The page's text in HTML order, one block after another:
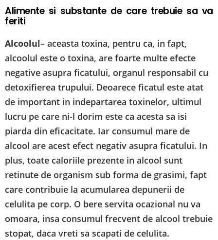
Alimente si substante de care trebuie sa va
feriti
Alcoolul– aceasta toxina, pentru ca, in fapt,
alcoolul este o toxina, are foarte multe efecte
negative asupra ficatului, organul responsabil cu
detoxifierea trupului. Deoarece ficatul este atat
de important in indepartarea toxinelor, ultimul
lucru pe care ni-l dorim este ca acesta sa isi
piarda din eficacitate. Iar consumul mare de
alcool are acest efect negativ asupra ficatului. In
plus, toate caloriile prezente in alcool sunt
retinute de organism sub forma de grasimi, fapt
care contribuie la acumularea depunerii de
celulita pe corp. O bere servita ocazional nu va
omoara, insa consumul frecvent de alcool trebuie
stopat, daca vreti sa scapati de celulita.